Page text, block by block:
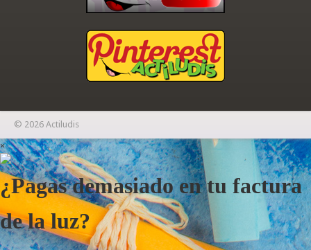
© 2026 Actiludis
×
¿Pagas demasiado en tu factura
de la luz?